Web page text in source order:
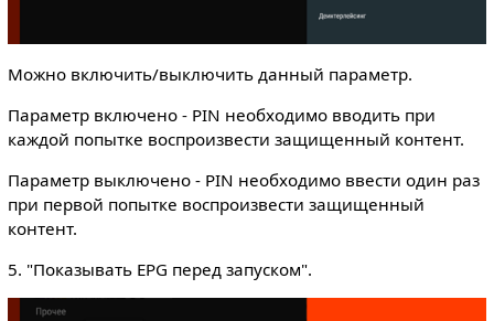
Можно включить/выключить данный параметр.
Параметр включено - PIN необходимо вводить при
каждой попытке воспроизвести защищенный контент.
Параметр выключено - PIN необходимо ввести один раз
при первой попытке воспроизвести защищенный
контент.
5. "Показывать EPG перед запуском".